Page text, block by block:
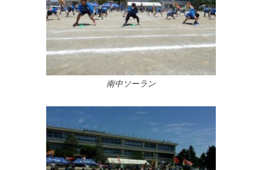
南中ソーラン